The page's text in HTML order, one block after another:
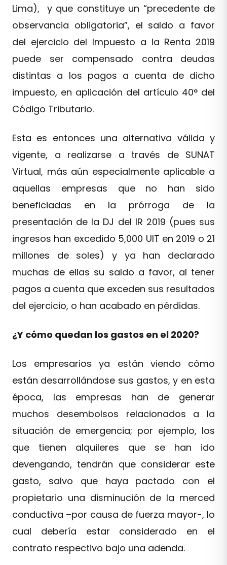
Lima), y que constituye un “precedente de
observancia obligatoria”, el saldo a favor
del ejercicio del Impuesto a la Renta 2019
puede ser compensado contra deudas
distintas a los pagos a cuenta de dicho
impuesto, en aplicación del artículo 40° del
Código Tributario.
Esta es entonces una alternativa válida y
vigente, a realizarse a través de SUNAT
Virtual, más aún especialmente aplicable a
aquellas empresas que no han sido
beneficiadas en la prórroga de la
presentación de la DJ del IR 2019 (pues sus
ingresos han excedido 5,000 UIT en 2019 o 21
millones de soles) y ya han declarado
muchas de ellas su saldo a favor, al tener
pagos a cuenta que exceden sus resultados
del ejercicio, o han acabado en pérdidas.
¿Y cómo quedan los gastos en el 2020?
Los empresarios ya están viendo cómo
están desarrollándose sus gastos, y en esta
época, las empresas han de generar
muchos desembolsos relacionados a la
situación de emergencia; por ejemplo, los
que tienen alquileres que se han ido
devengando, tendrán que considerar este
gasto, salvo que haya pactado con el
propietario una disminución de la merced
conductiva –por causa de fuerza mayor-, lo
cual debería estar considerado en el
contrato respectivo bajo una adenda.